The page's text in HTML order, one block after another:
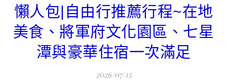
懶人包|自由行推薦行程~在地
美食、將軍府文化園區、七星
潭與豪華住宿一次滿足
2026/07/15